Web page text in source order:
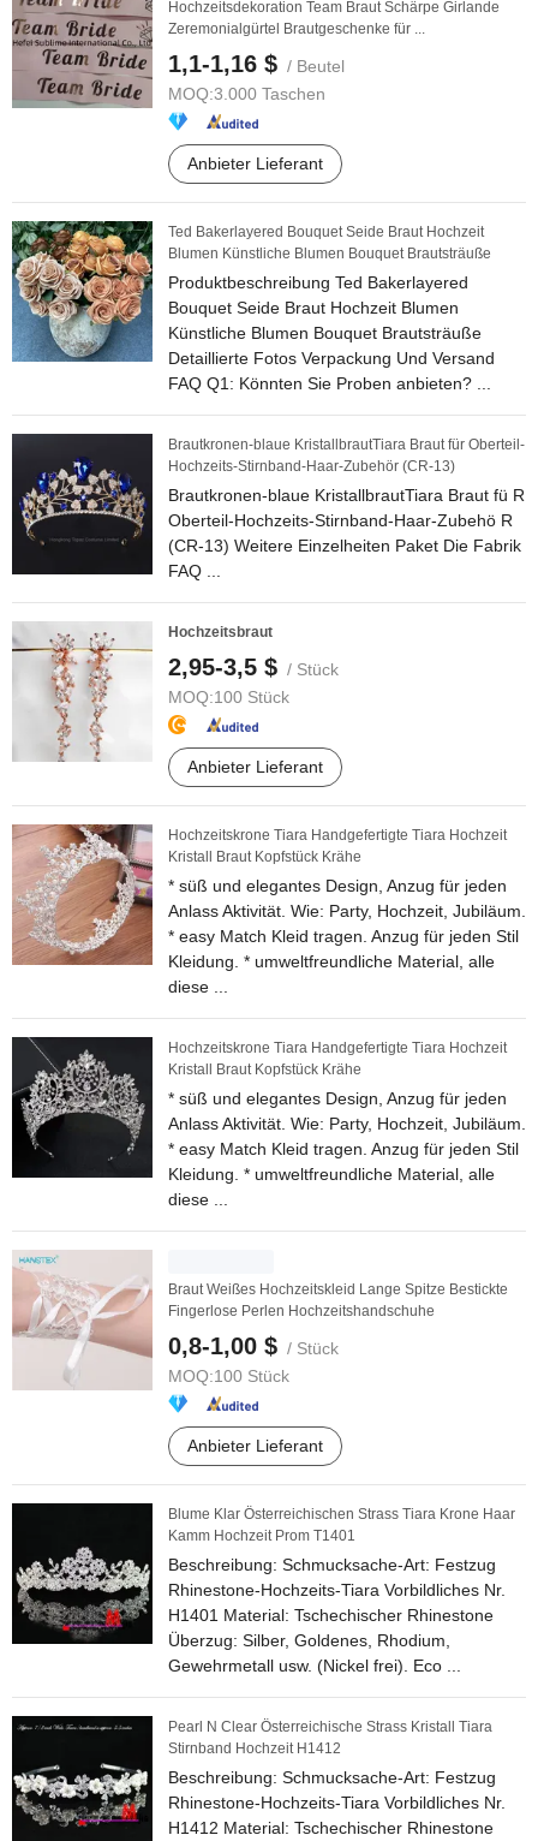
Hochzeitsdekoration Team Braut Schärpe Girlande
Zeremonialgürtel Brautgeschenke für ...
1,1-1,16 $ / Beutel
MOQ:3.000 Taschen
Anbieter Lieferant
Ted Bakerlayered Bouquet Seide Braut Hochzeit
Blumen Künstliche Blumen Bouquet Brautsträuße
Produktbeschreibung Ted Bakerlayered
Bouquet Seide Braut Hochzeit Blumen
Künstliche Blumen Bouquet Brautsträuße
Detaillierte Fotos Verpackung Und Versand
FAQ Q1: Könnten Sie Proben anbieten? ...
Brautkronen-blaue KristallbrautTiara Braut für Oberteil-
Hochzeits-Stirnband-Haar-Zubehör (CR-13)
Brautkronen-blaue KristallbrautTiara Braut fü R
Oberteil-Hochzeits-Stirnband-Haar-Zubehö R
(CR-13) Weitere Einzelheiten Paket Die Fabrik
FAQ ...
Hochzeitsbraut
2,95-3,5 $ / Stück
MOQ:100 Stück
Anbieter Lieferant
Hochzeitskrone Tiara Handgefertigte Tiara Hochzeit
Kristall Braut Kopfstück Krähe
* süß und elegantes Design, Anzug für jeden
Anlass Aktivität. Wie: Party, Hochzeit, Jubiläum.
* easy Match Kleid tragen. Anzug für jeden Stil
Kleidung. * umweltfreundliche Material, alle
diese ...
Hochzeitskrone Tiara Handgefertigte Tiara Hochzeit
Kristall Braut Kopfstück Krähe
* süß und elegantes Design, Anzug für jeden
Anlass Aktivität. Wie: Party, Hochzeit, Jubiläum.
* easy Match Kleid tragen. Anzug für jeden Stil
Kleidung. * umweltfreundliche Material, alle
diese ...
Braut Weißes Hochzeitskleid Lange Spitze Bestickte
Fingerlose Perlen Hochzeitshandschuhe
0,8-1,00 $ / Stück
MOQ:100 Stück
Anbieter Lieferant
Blume Klar Österreichischen Strass Tiara Krone Haar
Kamm Hochzeit Prom T1401
Beschreibung: Schmucksache-Art: Festzug
Rhinestone-Hochzeits-Tiara Vorbildliches Nr.
H1401 Material: Tschechischer Rhinestone
Überzug: Silber, Goldenes, Rhodium,
Gewehrmetall usw. (Nickel frei). Eco ...
Pearl N Clear Österreichische Strass Kristall Tiara
Stirnband Hochzeit H1412
Beschreibung: Schmucksache-Art: Festzug
Rhinestone-Hochzeits-Tiara Vorbildliches Nr.
H1412 Material: Tschechischer Rhinestone